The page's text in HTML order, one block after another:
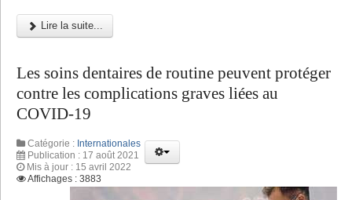
Lire la suite...
Les soins dentaires de routine peuvent protéger
contre les complications graves liées au
COVID-19
Catégorie : Internationales
Publication : 17 août 2021
Mis à jour : 15 avril 2022
Affichages : 3883